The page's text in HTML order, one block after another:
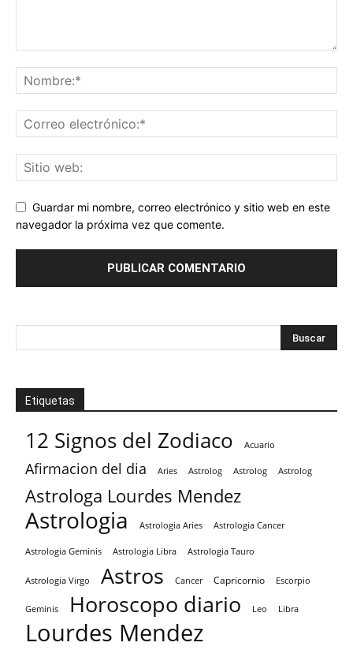
Guardar mi nombre, correo electrónico y sitio web en este
navegador la próxima vez que comente.
Etiquetas
12 Signos del Zodiaco Acuario
Afirmacion del dia Aries Astrolog Astrolog Astrolog
Astrologa Lourdes Mendez
Astrologia Astrologia Aries Astrologia Cancer
Astrologia Geminis Astrologia Libra Astrologia Tauro
Astrologia Virgo Astros Cancer Capricornio Escorpio
Geminis Horoscopo diario Leo Libra
Lourdes Mendez